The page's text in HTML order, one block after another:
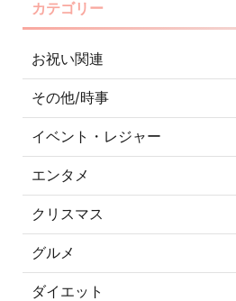
カテゴリー
お祝い関連
その他/時事
イベント・レジャー
エンタメ
クリスマス
グルメ
ダイエット